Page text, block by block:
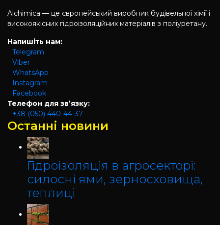
Alchimica — це європейський виробник будівельної хімії і
високоякісних гідроізоляційних матеріалів з поліуретану.
Напишіть нам:
Telegram
Viber
WhatsApp
Instagram
Facebook
Телефон для зв’язку:
+38 (050) 440-44-37
Останні новини
Гідроізоляція в агросекторі:
силосні ями, зерносховища,
теплиці